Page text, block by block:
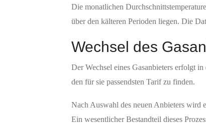
Die monatlichen
über den kälteren Perioden liegen. Die
Wechsel des
Der Wechsel eines Gasanbieters erfolgt
den für sie passendsten Tarif zu finden.
Nach Auswahl des neuen Anbieters wird
Ein wesentlicher Bestandteil dieses